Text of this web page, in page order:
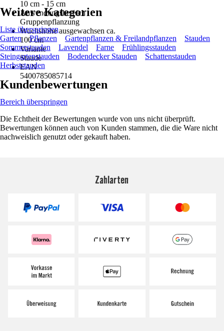
10 cm - 15 cm
Anwendungsbereich
Gruppenpflanzung
Wuchshöhe ausgewachsen ca.
100 cm
Variante
Staude
EAN
5400785085714
Weitere Kategorien
Liste überspringen
Garten
Pflanzen Gartenpflanzen & Freilandpflanzen
Stauden
Sommerstauden
Lavendel Farne
Frühlingsstauden
Steingartenstauden
Bodendecker Stauden
Schattenstauden
Herbststauden
Kundenbewertungen
Bereich überspringen
Die Echtheit der Bewertungen wurde von uns nicht überprüft.
Bewertungen können auch von Kunden stammen, die die Ware nicht
nachweislich genutzt oder gekauft haben.
Zahlarten